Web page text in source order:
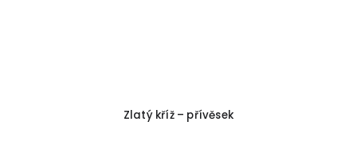
Zlatý kříž – přívěsek